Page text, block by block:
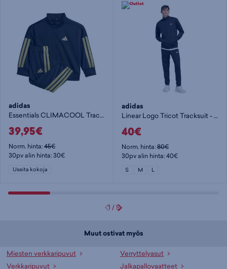
adidas
Essentials CLIMACOOL Track Suit - lasten verkkaripuku
39,95€
Norm. hinta:45€
30pv alin hinta: 30€
Useita kokoja
adidas
Linear Logo Tricot Tracksuit - miesten verkkaripuku
40€
Norm. hinta:80€
30pv alin hinta: 40€
S M L
1 /5
Muut ostivat myös
Miesten verkkaripuvut
Verryttelyasut
Verkkaripuvut
Jalkapallovaatteet